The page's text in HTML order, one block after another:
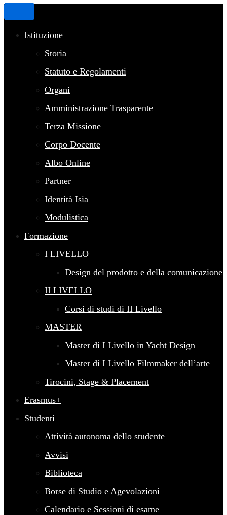
Istituzione
Storia
Statuto e Regolamenti
Organi
Amministrazione Trasparente
Terza Missione
Corpo Docente
Albo Online
Partner
Identità Isia
Modulistica
Formazione
I LIVELLO
Design del prodotto e della comunicazione
II LIVELLO
Corsi di studi di II Livello
MASTER
Master di I Livello in Yacht Design
Master di I Livello Filmmaker dell’arte
Tirocini, Stage & Placement
Erasmus+
Studenti
Attività autonoma dello studente
Avvisi
Biblioteca
Borse di Studio e Agevolazioni
Calendario e Sessioni di esame